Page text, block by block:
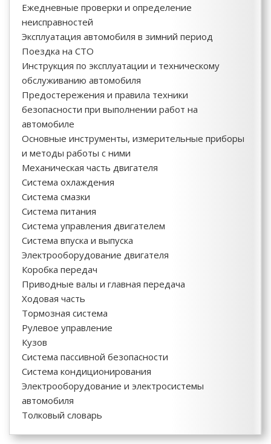
Ежедневные проверки и определение
неисправностей
Эксплуатация автомобиля в зимний период
Поездка на СТО
Инструкция по эксплуатации и техническому
обслуживанию автомобиля
Предостережения и правила техники
безопасности при выполнении работ на
автомобиле
Основные инструменты, измерительные приборы
и методы работы с ними
Механическая часть двигателя
Система охлаждения
Система смазки
Система питания
Система управления двигателем
Система впуска и выпуска
Электрооборудование двигателя
Коробка передач
Приводные валы и главная передача
Ходовая часть
Тормозная система
Рулевое управление
Кузов
Система пассивной безопасности
Система кондиционирования
Электрооборудование и электросистемы
автомобиля
Толковый словарь